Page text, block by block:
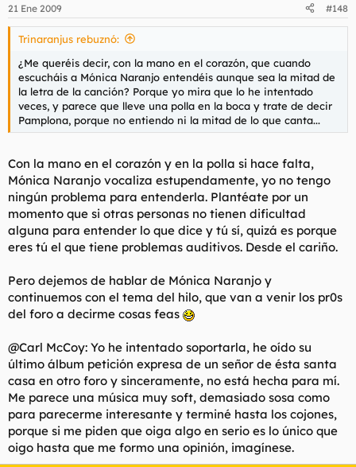
21 Ene 2009 #148
Trinaranjus rebuznó:
¿Me queréis decir, con la mano en el corazón, que cuando
escucháis a Mónica Naranjo entendéis aunque sea la mitad de
la letra de la canción? Porque yo mira que lo he intentado
veces, y parece que lleve una polla en la boca y trate de decir
Pamplona, porque no entiendo ni la mitad de lo que canta...
Con la mano en el corazón y en la polla si hace falta,
Mónica Naranjo vocaliza estupendamente, yo no tengo
ningún problema para entenderla. Plantéate por un
momento que si otras personas no tienen dificultad
alguna para entender lo que dice y tú sí, quizá es porque
eres tú el que tiene problemas auditivos. Desde el cariño.
Pero dejemos de hablar de Mónica Naranjo y
continuemos con el tema del hilo, que van a venir los pr0s
del foro a decirme cosas feas
@Carl McCoy: Yo he intentado soportarla, he oído su
último álbum petición expresa de un señor de ésta santa
casa en otro foro y sinceramente, no está hecha para mí.
Me parece una música muy soft, demasiado sosa como
para parecerme interesante y terminé hasta los cojones,
porque si me piden que oiga algo en serio es lo único que
oigo hasta que me formo una opinión, imagínese.